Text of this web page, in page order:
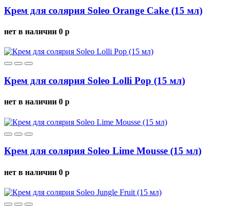
Крем для солярия Soleo Orange Cake (15 мл)
нет в наличии 0 p
Крем для солярия Soleo Lolli Pop (15 мл)
нет в наличии 0 p
Крем для солярия Soleo Lime Mousse (15 мл)
нет в наличии 0 p